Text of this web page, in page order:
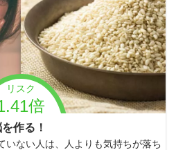
リスク
倍
作る！
いない人は、人よりも気持ちが落ち